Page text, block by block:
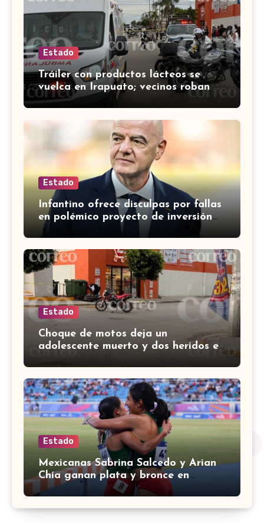
Estado
Tráiler con productos lácteos se
vuelca en Irapuato; vecinos roban
carga en lugar de auxiliar a heridos
Estado
Infantino ofrece disculpas por fallas
en polémico proyecto de inversión
privada de la FIFA
Estado
Choque de motos deja un
adolescente muerto y dos heridos en
colina Los Presidentes, en León
Estado
Mexicanas Sabrina Salcedo y Arian
Chía ganan plata y bronce en
3000m con obstáculos en
Centroamericanos 2026